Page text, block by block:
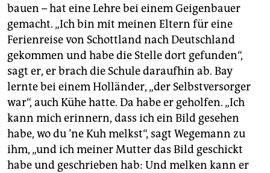
bauen – hat eine Lehre bei einem Geigenbauer
gemacht. „Ich bin mit meinen Eltern für eine
Ferienreise von Schottland nach Deutschland
gekommen und habe die Stelle dort gefunden“,
sagt er, er brach die Schule da­raufhin ab. Bay
lernte bei einem Holländer, „der Selbstversorger
war“, auch Kühe hatte. Da habe er geholfen. „Ich
kann mich erinnern, dass ich ein Bild gesehen
habe, wo du ’ne Kuh melkst“, sagt Wegemann zu
ihm, „und ich meiner Mutter das Bild geschickt
habe und geschrieben hab: Und melken kann er